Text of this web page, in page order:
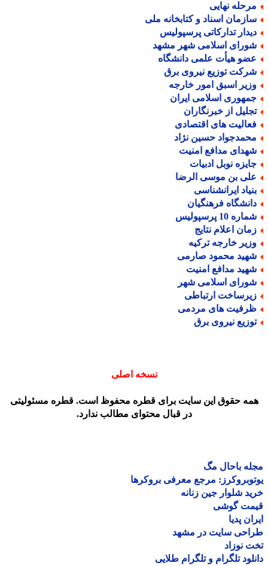
نهایی
اسناد و کتابخانه ملی
تدارکاتی پرسپولیس
اسلامی شهر مشهد
هیأت علمی دانشگاه
توزیع نیروی برق
اسبق امور خارجه
اسلامی ایران
از خبرنگاران
های اقتصادی
حسین نژاد
مدافع امنیت
نوبل ادبیات
بن موسی الرضا
ایرانشناسی
فرهنگیان
10 پرسپولیس
اعلام نتایج
خارجه ترکیه
محمود صارمی
مدافع امنیت
اسلامی شهر
ارتباطی
های مردمی
نیروی برق
نسخه اصلی
حقوق این سایت برای قطره محفوظ است. قطره مسئولیتی
در قبال محتوای مطالب ندارد.
باحال مگ
مرجع معرفی بروکرها
شلوار جین زنانه
گوشی
پدیا
سایت در مشهد
نوزاد
تلگرام و تلگرام طلایی